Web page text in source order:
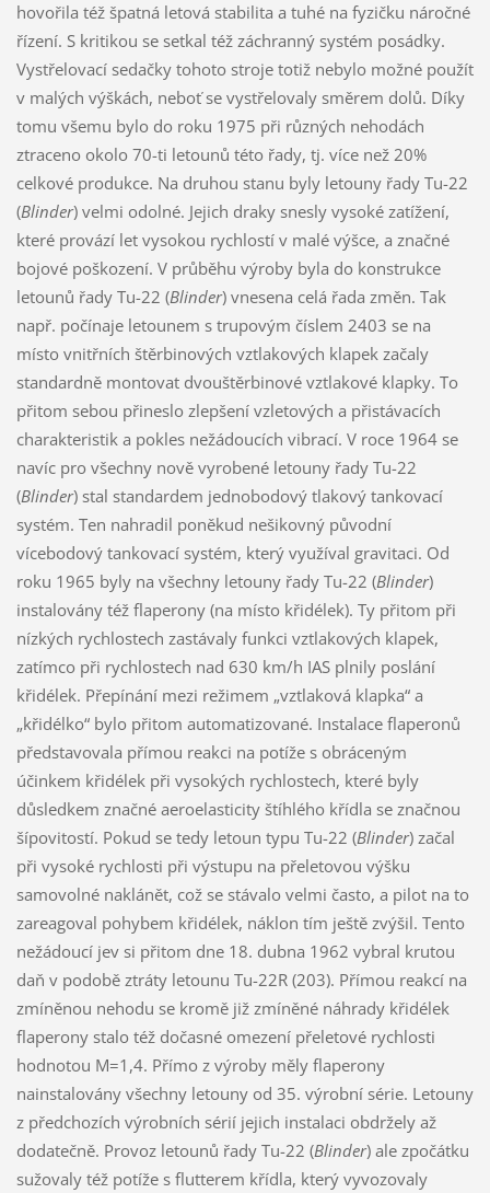
hovořila též špatná letová stabilita a tuhé na fyzičku náročné
řízení. S kritikou se setkal též záchranný systém posádky.
Vystřelovací sedačky tohoto stroje totiž nebylo možné použít
v malých výškách, neboť se vystřelovaly směrem dolů. Díky
tomu všemu bylo do roku 1975 při různých nehodách
ztraceno okolo 70-ti letounů této řady, tj. více než 20%
celkové produkce. Na druhou stanu byly letouny řady Tu-22
(Blinder) velmi odolné. Jejich draky snesly vysoké zatížení,
které provází let vysokou rychlostí v malé výšce, a značné
bojové poškození. V průběhu výroby byla do konstrukce
letounů řady Tu-22 (Blinder) vnesena celá řada změn. Tak
např. počínaje letounem s trupovým číslem 2403 se na
místo vnitřních štěrbinových vztlakových klapek začaly
standardně montovat dvouštěrbinové vztlakové klapky. To
přitom sebou přineslo zlepšení vzletových a přistávacích
charakteristik a pokles nežádoucích vibrací. V roce 1964 se
navíc pro všechny nově vyrobené letouny řady Tu-22
(Blinder) stal standardem jednobodový tlakový tankovací
systém. Ten nahradil poněkud nešikovný původní
vícebodový tankovací systém, který využíval gravitaci. Od
roku 1965 byly na všechny letouny řady Tu-22 (Blinder)
instalovány též flaperony (na místo křidélek). Ty přitom při
nízkých rychlostech zastávaly funkci vztlakových klapek,
zatímco při rychlostech nad 630 km/h IAS plnily poslání
křidélek. Přepínání mezi režimem „vztlaková klapka“ a
„křidélko“ bylo přitom automatizované. Instalace flaperonů
představovala přímou reakci na potíže s obráceným
účinkem křidélek při vysokých rychlostech, které byly
důsledkem značné aeroelasticity štíhlého křídla se značnou
šípovitostí. Pokud se tedy letoun typu Tu-22 (Blinder) začal
při vysoké rychlosti při výstupu na přeletovou výšku
samovolné naklánět, což se stávalo velmi často, a pilot na to
zareagoval pohybem křidélek, náklon tím ještě zvýšil. Tento
nežádoucí jev si přitom dne 18. dubna 1962 vybral krutou
daň v podobě ztráty letounu Tu-22R (203). Přímou reakcí na
zmíněnou nehodu se kromě již zmíněné náhrady křidélek
flaperony stalo též dočasné omezení přeletové rychlosti
hodnotou M=1,4. Přímo z výroby měly flaperony
nainstalovány všechny letouny od 35. výrobní série. Letouny
z předchozích výrobních sérií jejich instalaci obdržely až
dodatečně. Provoz letounů řady Tu-22 (Blinder) ale zpočátku
sužovaly též potíže s flutterem křídla, který vyvozovaly